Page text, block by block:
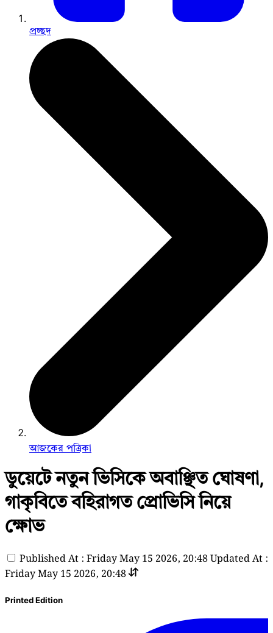
প্রচ্ছদ
আজকের পত্রিকা
ডুয়েটে নতুন ভিসিকে অবাঞ্ছিত ঘোষণা,
গাকৃবিতে বহিরাগত প্রোভিসি নিয়ে
ক্ষোভ
Published At : Friday May 15 2026, 20:48Updated At :
Friday May 15 2026, 20:48
Printed Edition